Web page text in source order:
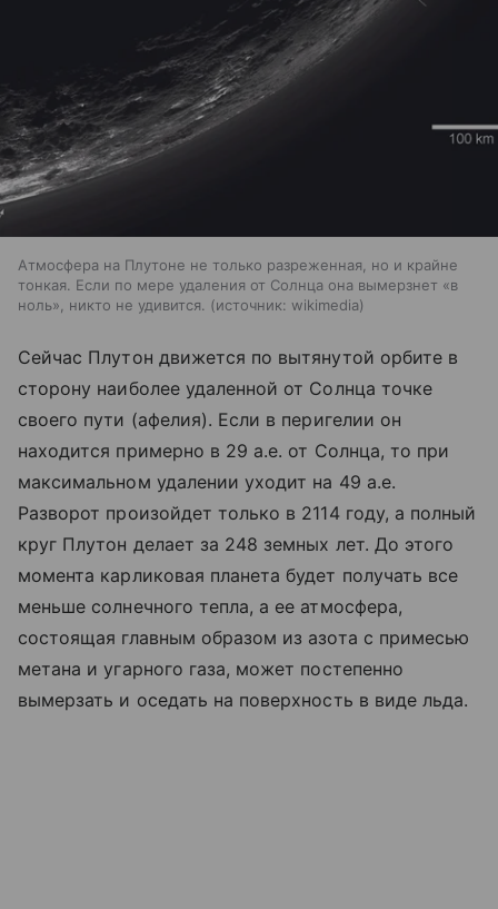
Атмосфера на Плутоне не только разреженная, но и крайне
тонкая. Если по мере удаления от Солнца она вымерзнет «в
ноль», никто не удивится.
источник: wikimedia
Сейчас Плутон движется по вытянутой орбите в
сторону наиболее удаленной от Солнца точке
своего пути (афелия). Если в перигелии он
находится примерно в 29 а.е. от Солнца, то при
максимальном удалении уходит на 49 а.е.
Разворот произойдет только в 2114 году, а полный
круг Плутон делает за 248 земных лет. До этого
момента карликовая планета будет получать все
меньше солнечного тепла, а ее атмосфера,
состоящая главным образом из азота с примесью
метана и угарного газа, может постепенно
вымерзать и оседать на поверхность в виде льда.